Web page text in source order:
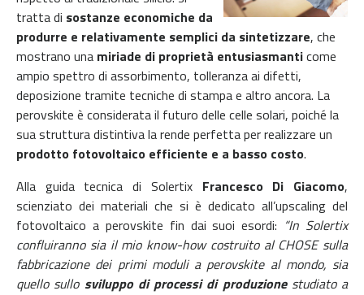
tratta di sostanze economiche da
produrre e relativamente semplici da sintetizzare, che
mostrano una miriade di proprietà entusiasmanticome
ampio spettro di assorbimento, tolleranza ai difetti,
deposizione tramite tecniche di stampa e altro ancora. La
perovskite è considerata il futuro delle celle solari, poiché la
sua struttura distintiva la rende perfetta per realizzare un
prodotto fotovoltaico efficiente e a basso costo.
Alla guida tecnica di Solertix Francesco Di Giacomo,
scienziato dei materiali che si è dedicato all’upscaling del
fotovoltaico a perovskite fin dai suoi esordi: “In Solertix
confluiranno sia il mio know-how costruito al CHOSE sulla
fabbricazione dei primi moduli a perovskite al mondo, sia
quello sullo sviluppo di processi di produzionestudiato a